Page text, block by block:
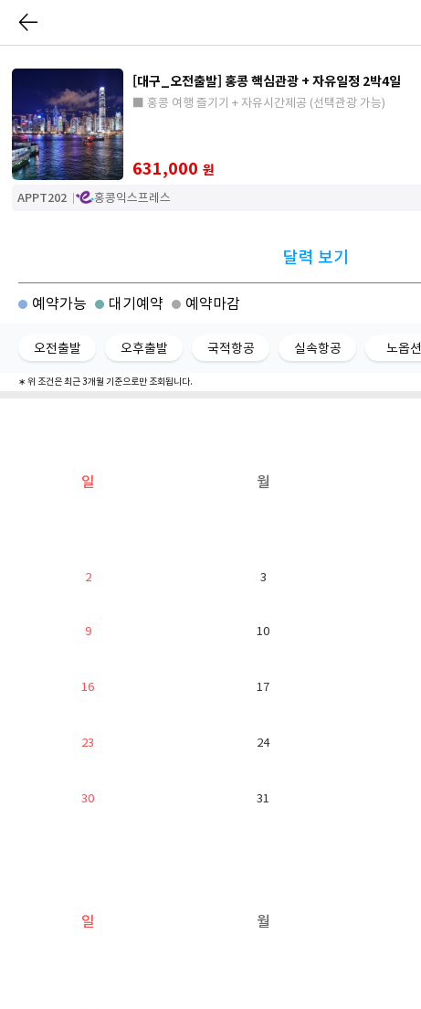
[대구_오전출발] 홍콩 핵심관광 + 자유일정 2박4일
■ 홍콩 여행 즐기기 + 자유시간제공 (선택관광 가능)
631,000 원
APPT202 홍콩익스프레스
달력 보기
예약가능 대기예약 예약마감
오전출발 오후출발 국적항공 실속항공 노옵션
∗ 위 조건은 최근 3개월 기준으로만 조회됩니다.
일 월
2 3
9 10
16 17
23 24
30 31
일 월